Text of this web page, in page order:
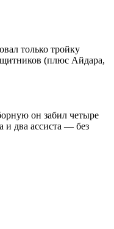
только тройку
(плюс Айдара,
он забил четыре
и два ассиста ― без